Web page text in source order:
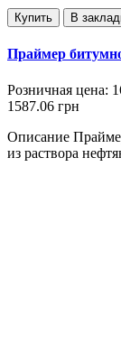
Купить В
Праймер
Розничная цена:
1587.06 грн
Описание
из раствора